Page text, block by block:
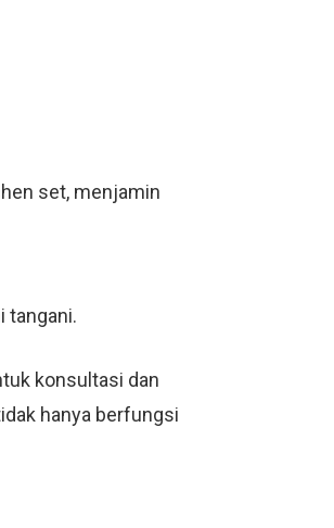
set, menjamin
tangani.
konsultasi dan
hanya berfungsi